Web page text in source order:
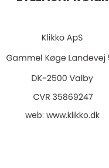
web: www.klikko.dk